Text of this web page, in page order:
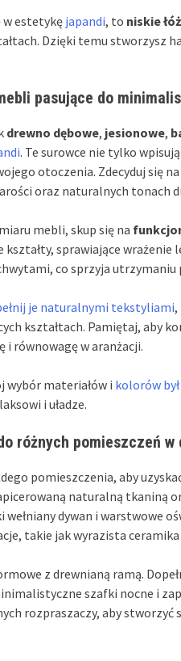
w estetykę japandi, to niskie
Dzięki temu stworzysz
pasujące do
drewno dębowe, jesionowe,
. Te surowce nie tylko
otoczenia. Zdecyduj się
oraz naturalnych tonach
mebli, skup się na
sprawiające wrażenie
co sprzyja utrzymaniu
je naturalnymi tekstyliami,
kształtach. Pamiętaj, aby
równowagę w aranżacji.
wybór materiałów i kolorów
i uładze.
różnych pomieszczeń w
pomieszczenia, aby
naturalną tkaniną
dywan i warstwowe
takie jak wyrazista ceramika
z drewnianą ramą.
szafki nocne i
rozpraszaczy, aby